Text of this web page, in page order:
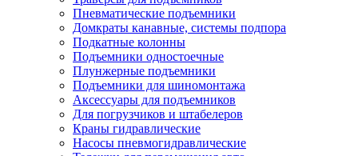
Пневматические подъемники
Домкраты канавные, системы подпора
Подкатные колонны
Подъемники одностоечные
Плунжерные подъемники
Подъемники для шиномонтажа
Аксессуары для подъемников
Для погрузчиков и штабелеров
Краны гидравлические
Насосы пневмогидравлические